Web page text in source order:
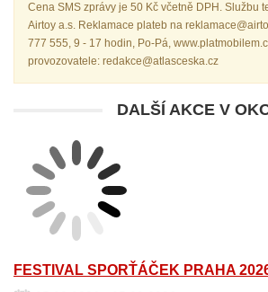
Cena SMS zprávy je 50 Kč včetně DPH. Službu
Airtoy a.s. Reklamace plateb na
777 555, 9 - 17 hodin, Po-Pá,
provozovatele: redakce@atlasceska.cz
DALŠÍ AKCE V
FESTIVAL SPORŤÁČEK PRAHA